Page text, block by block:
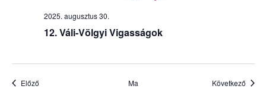
12. Váli-Völgyi Vigasságok
2025. augusztus 30.
ElőzőEsemények Ma Következő